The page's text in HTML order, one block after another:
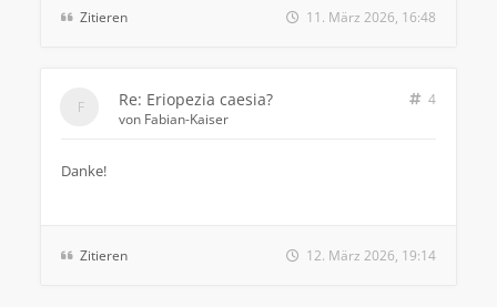
Zitieren 11. März 2026, 16:48
Re: Eriopezia caesia?
4
von Fabian-Kaiser
Danke!
Zitieren 12. März 2026, 19:14